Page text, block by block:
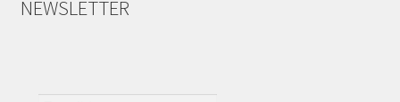
NEWSLETTER